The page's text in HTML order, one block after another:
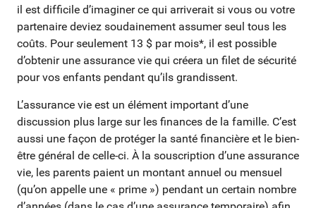
il est difficile d’imaginer ce qui arriverait si vous ou votre
partenaire deviez soudainement assumer seul tous les
coûts. Pour seulement 13 $ par mois*, il est possible
d’obtenir une assurance vie qui créera un filet de sécurité
pour vos enfants pendant qu’ils grandissent.
L’assurance vie est un élément important d’une
discussion plus large sur les finances de la famille. C’est
aussi une façon de protéger la santé financière et le bien-
être général de celle-ci. À la souscription d’une assurance
vie, les parents paient un montant annuel ou mensuel
(qu’on appelle une « prime ») pendant un certain nombre